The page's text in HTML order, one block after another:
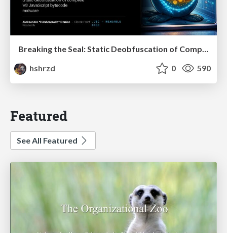
Breaking the Seal: Static Deobfuscation of Compiled V8 JavaScript Bytecode Malware
hshrzd
0 590
Featured
See All Featured